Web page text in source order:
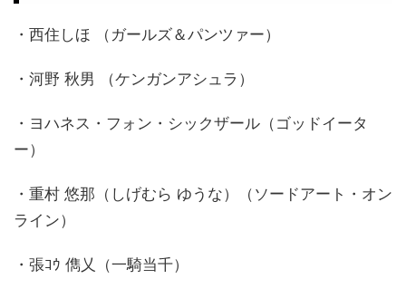
・西住しほ （ガールズ＆パンツァー）
・河野 秋男 （ケンガンアシュラ）
・ヨハネス・フォン・シックザール（ゴッドイータ
ー）
・重村 悠那（しげむら ゆうな）（ソードアート・オン
ライン）
・張ｺｳ 儁乂（一騎当千）